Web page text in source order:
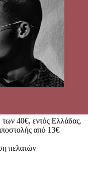
των 40€, εντός Ελλάδας.
από 13€
πελατών